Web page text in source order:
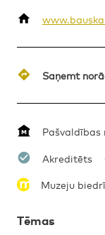
Saņemt
Pašvaldības
Akreditēts
Muzeju
Tēmas